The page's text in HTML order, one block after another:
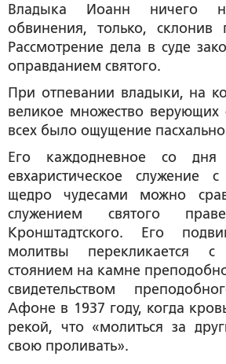
Владыка Иоанн ничего
обвинения, только, склонив
Рассмотрение дела в суде
оправданием святого.
При отпевании владыки, на
великое множество верующих
всех было ощущение
Его каждодневное со дня
евхаристическое служение
щедро чудесами можно
служением святого
Кронштадтского. Его
молитвы перекликается с
стоянием на камне
свидетельством
Афоне в 1937 году, когда
рекой, что «молиться за
свою проливать».